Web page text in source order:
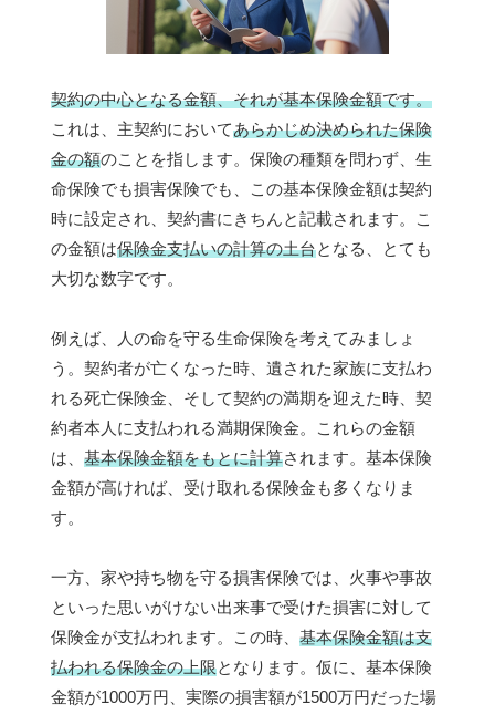
契約の中心となる金額、それが基本保険金額です。
これは、主契約においてあらかじめ決められた保険
金の額のことを指します。保険の種類を問わず、生
命保険でも損害保険でも、この基本保険金額は契約
時に設定され、契約書にきちんと記載されます。こ
の金額は保険金支払いの計算の土台となる、とても
大切な数字です。
例えば、人の命を守る生命保険を考えてみましょ
う。契約者が亡くなった時、遺された家族に支払わ
れる死亡保険金、そして契約の満期を迎えた時、契
約者本人に支払われる満期保険金。これらの金額
は、 基本保険金額をもとに計算されます。基本保険
金額が高ければ、受け取れる保険金も多くなりま
す。
一方、家や持ち物を守る損害保険では、火事や事故
といった思いがけない出来事で受けた損害に対して
保険金が支払われます。この時、 基本保険金額は支
払われる保険金の上限となります。仮に、基本保険
金額が1000万円、実際の損害額が1500万円だった場